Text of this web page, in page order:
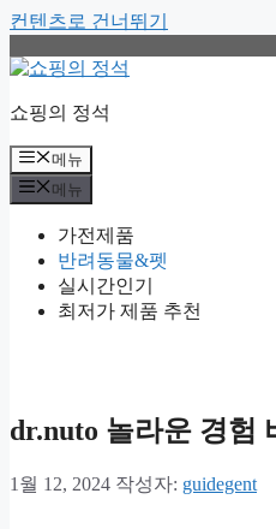
컨텐츠로 건너뛰기
쇼핑의 정석
메뉴
메뉴
가전제품
반려동물&펫
실시간인기
최저가 제품 추천
dr.nuto 놀라운 경험
1월 12, 2024 작성자: guidegent